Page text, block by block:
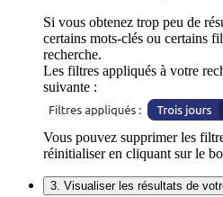
Si vous obtenez trop peu de
certains mots-clés ou certains
recherche.
Les filtres appliqués à votre
suivante :
Vous pouvez supprimer les
réinitialiser en cliquant sur le
3. Visualiser les résultats de